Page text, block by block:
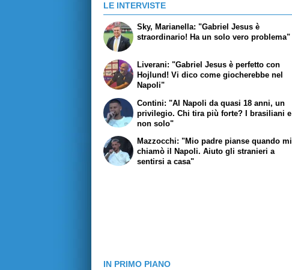
LE INTERVISTE
Sky, Marianella: "Gabriel Jesus è
straordinario! Ha un solo vero problema"
Liverani: "Gabriel Jesus è perfetto con
Hojlund! Vi dico come giocherebbe nel
Napoli"
Contini: "Al Napoli da quasi 18 anni, un
privilegio. Chi tira più forte? I brasiliani e
non solo"
Mazzocchi: "Mio padre pianse quando mi
chiamò il Napoli. Aiuto gli stranieri a
sentirsi a casa"
IN PRIMO PIANO